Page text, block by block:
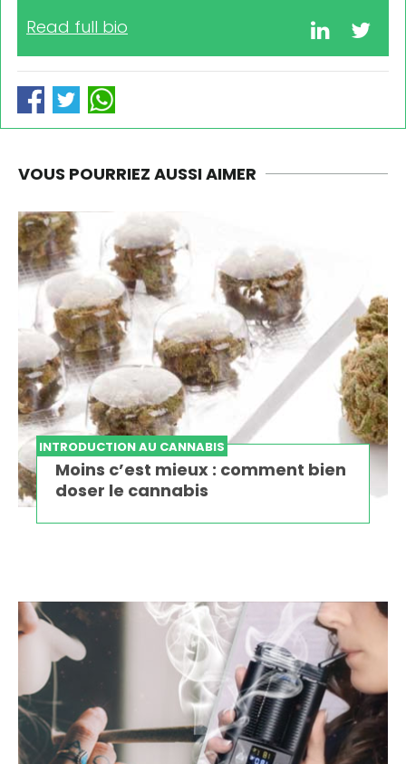
Read full bio
VOUS POURRIEZ AUSSI AIMER
INTRODUCTION AU CANNABIS
Moins c’est mieux : comment bien
doser le cannabis